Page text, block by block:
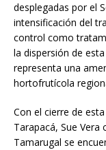
desplegadas por el
intensificación del
control como
la dispersión de
representa una
hortofrutícola
Con el cierre de
Tarapacá, Sue
Tamarugal se